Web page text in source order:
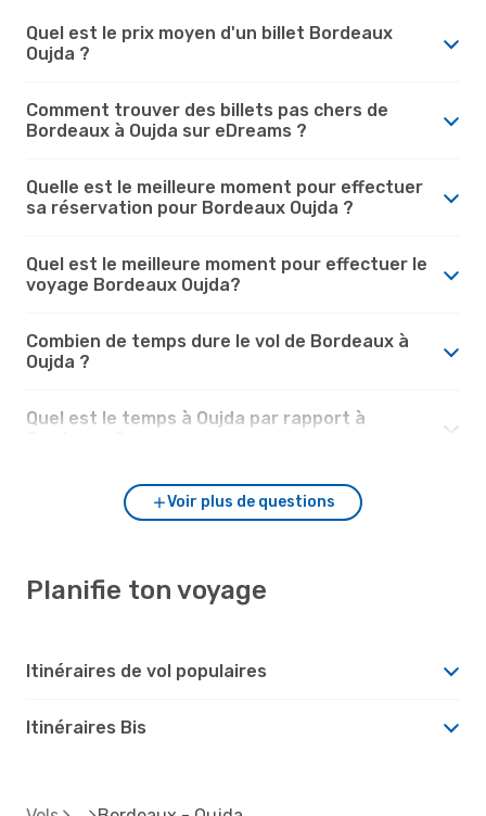
Quel est le prix moyen d'un billet Bordeaux
Oujda ?
Comment trouver des billets pas chers de
Bordeaux à Oujda sur eDreams ?
Quelle est le meilleure moment pour effectuer
sa réservation pour Bordeaux Oujda ?
Quel est le meilleure moment pour effectuer le
voyage Bordeaux Oujda?
Combien de temps dure le vol de Bordeaux à
Oujda ?
Quel est le temps à Oujda par rapport à
Voir plus de questions
Planifie ton voyage
Itinéraires de vol populaires
Itinéraires Bis